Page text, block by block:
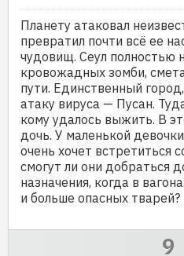
Планету атаковал
превратил почти всё ее
чудовищ. Сеул полностью
кровожадных зомби,
пути. Единственный
атаку вируса — Пусан.
кому удалось выжить. В
дочь. У маленькой
очень хочет встретиться
смогут ли они добраться
назначения, когда в
и больше опасных тварей?